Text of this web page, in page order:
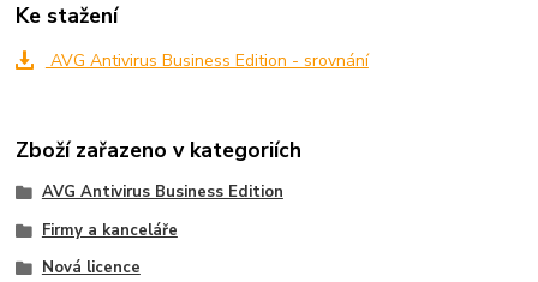
Ke stažení
AVG Antivirus Business Edition - srovnání
Zboží zařazeno v kategoriích
AVG Antivirus Business Edition
Firmy a kanceláře
Nová licence